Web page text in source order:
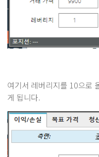
여기서 레버리지를 10으로
게 됩니다.